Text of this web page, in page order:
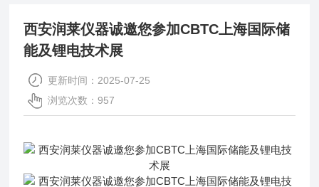
西安润莱仪器诚邀您参加CBTC上海国际储
能及锂电技术展
更新时间：2025-07-25
浏览次数：957